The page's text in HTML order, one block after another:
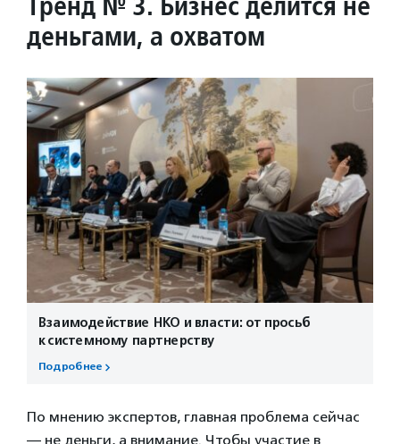
деньгами, а охватом
Взаимодействие НКО и власти: от просьб
к системному партнерству
Подробнее
По мнению экспертов, главная проблема сейчас
— не деньги, а внимание. Чтобы участие в